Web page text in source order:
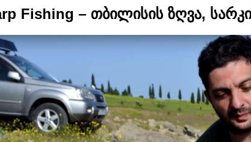
Fishing – თბილისის ზღვა,